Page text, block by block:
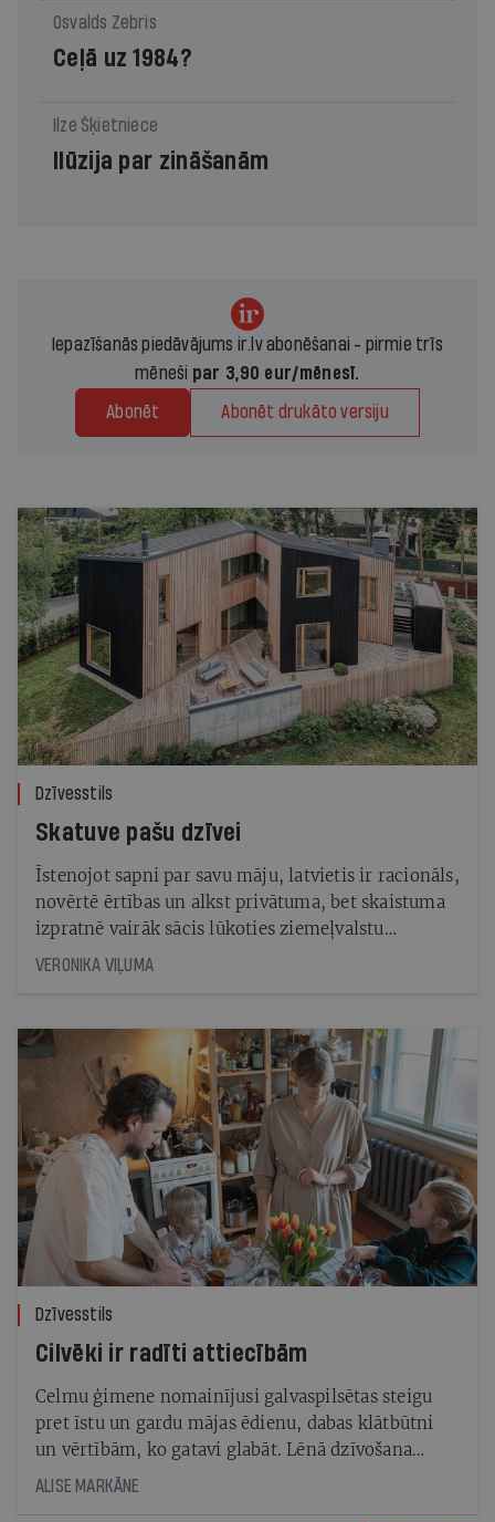
Osvalds Zebris
Ceļā uz 1984?
Ilze Šķietniece
Ilūzija par zināšanām
Iepazīšanās piedāvājums ir.lv abonēšanai - pirmie trīs
mēneši par 3,90 eur/mēnesī.
Abonēt Abonēt drukāto versiju
Dzīvesstils
Skatuve pašu dzīvei
Īstenojot sapni par savu māju, latvietis ir racionāls,
novērtē ērtības un alkst privātuma, bet skaistuma
izpratnē vairāk sācis lūkoties ziemeļvalstu
virzienā. Kādas ir pasūtītāju vēlmes un iespējas,
komentē apbalvotu māju arhitekti
VERONIKA VIĻUMA
Dzīvesstils
Cilvēki ir radīti attiecībām
Celmu ģimene nomainījusi galvaspilsētas steigu
pret īstu un gardu mājas ēdienu, dabas klātbūtni
un vērtībām, ko gatavi glabāt. Lēnā dzīvošana
ir aktuāla 2025. gada tendence
ALISE MARKĀNE